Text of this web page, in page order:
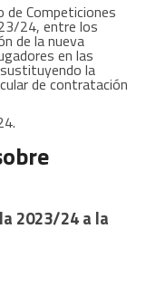
de Competiciones
24, entre los
de la nueva
en las
la
de contratación
2023/24 a la